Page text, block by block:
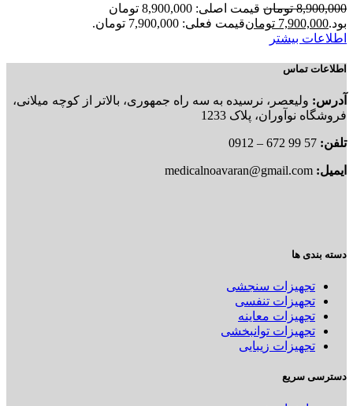
8,900,000 تومان
قیمت اصلی: 8,900,000 تومان
بود.7,900,000 تومانقیمت فعلی: 7,900,000 تومان.
اطلاعات بیشتر
اطلاعات تماس
آدرس: ولیعصر، نرسیده به سه راه جمهوری، بالاتر از کوچه میلانی،
فروشگاه نوآوران، پلاک 1233
تلفن: 57 99 672 – 0912
ایمیل:
دسته بندی ها
تجهیزات سنجشی
تجهیزات تنفسی
تجهیزات معاینه
تجهیزات توانبخشی
تجهیزات زیبایی
دسترسی سریع